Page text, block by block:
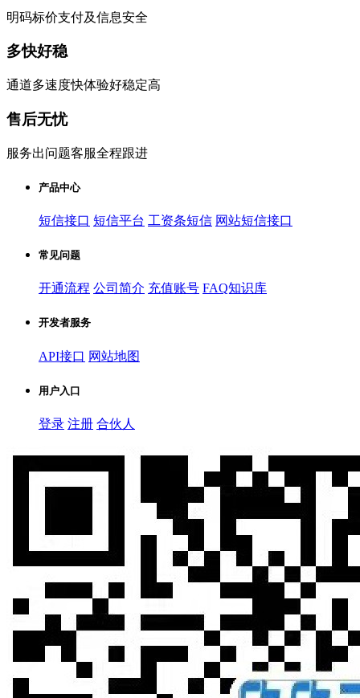
明码标价支付及信息安全
多快好稳
通道多速度快体验好稳定高
售后无忧
服务出问题客服全程跟进
产品中心
短信接口 短信平台 工资条短信 网站短信接口
常见问题
开通流程 公司简介 充值账号 FAQ知识库
开发者服务
API接口 网站地图
用户入口
登录 注册 合伙人